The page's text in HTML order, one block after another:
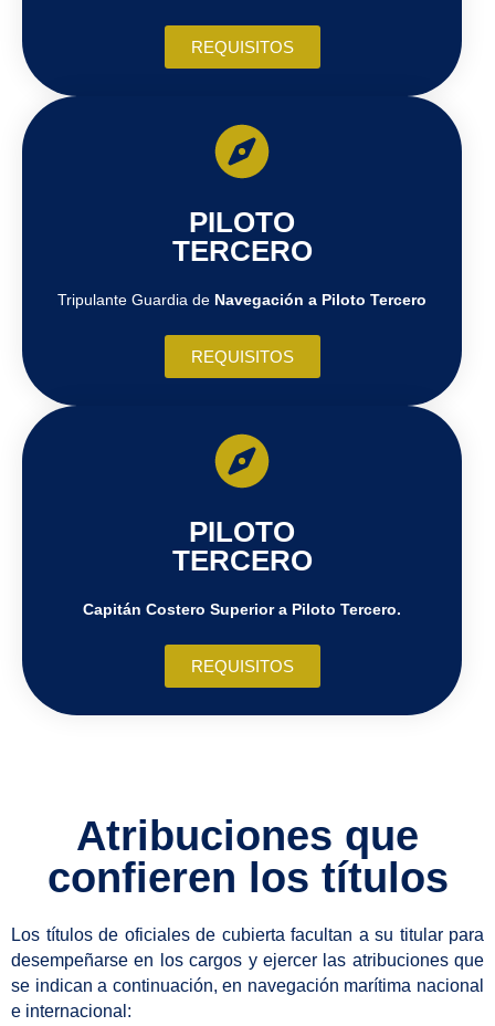
REQUISITOS
PILOTO
TERCERO
Tripulante Guardia de Navegación a Piloto Tercero
REQUISITOS
PILOTO
TERCERO
Capitán Costero Superior a Piloto Tercero.
REQUISITOS
Atribuciones que
confieren los títulos
Los títulos de oficiales de cubierta facultan a su titular para
desempeñarse en los cargos y ejercer las atribuciones que
se indican a continuación, en navegación marítima nacional
e internacional: